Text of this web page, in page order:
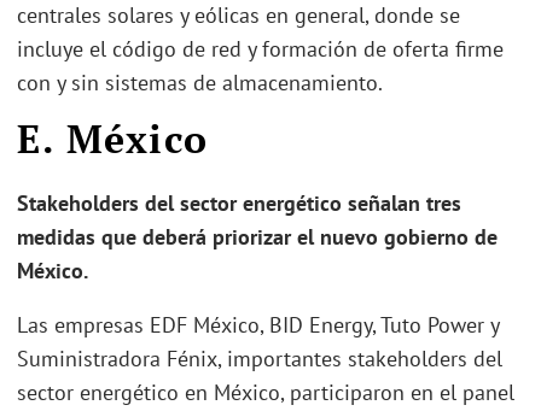
centrales solares y eólicas en general, donde se
incluye el código de red y formación de oferta firme
con y sin sistemas de almacenamiento.
E. México
Stakeholders del sector energético señalan tres
medidas que deberá priorizar el nuevo gobierno de
México.
Las empresas EDF México, BID Energy, Tuto Power y
Suministradora Fénix, importantes stakeholders del
sector energético en México, participaron en el panel